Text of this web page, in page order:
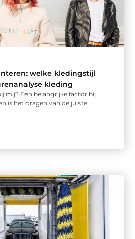
welke kledingstijl
kleding
mij? Een belangrijke factor bij
is het dragen van de juiste